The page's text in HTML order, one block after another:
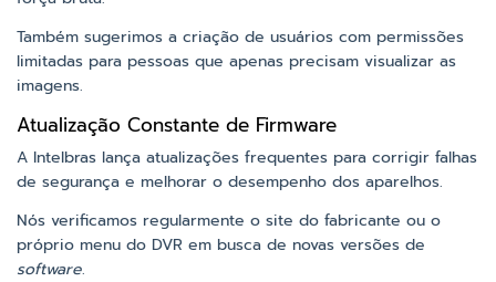
Também sugerimos a criação de usuários com permissões
limitadas para pessoas que apenas precisam visualizar as
imagens.
Atualização Constante de Firmware
A Intelbras lança atualizações frequentes para corrigir falhas
de segurança e melhorar o desempenho dos aparelhos.
Nós verificamos regularmente o site do fabricante ou o
próprio menu do DVR em busca de novas versões de
software.